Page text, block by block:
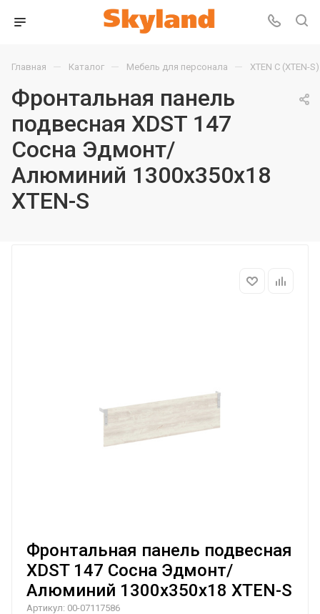
Главная — Каталог — Мебель для персонала — XTEN С (XTEN-S)
Фронтальная панель
подвесная XDST 147
Сосна Эдмонт/
Алюминий 1300х350х18
XTEN-S
Фронтальная панель подвесная
XDST 147 Сосна Эдмонт/
Алюминий 1300х350х18 XTEN-S
Артикул: 00-07117586